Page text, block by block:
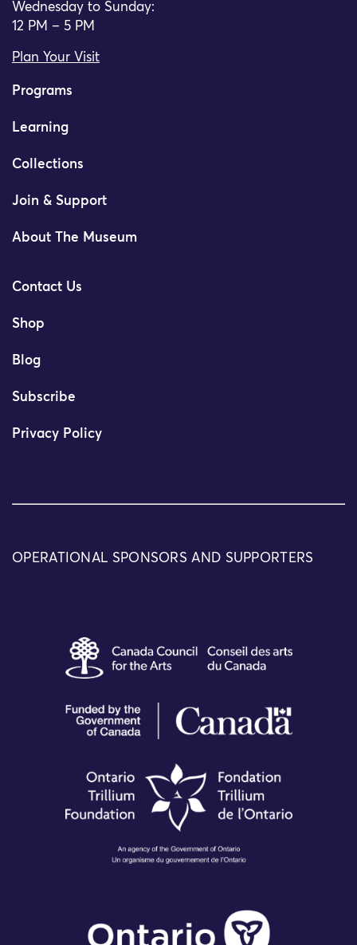
Wednesday to Sunday:
12 PM – 5 PM
Plan Your Visit
Programs
Learning
Collections
Join & Support
About The Museum
Contact Us
Shop
Blog
Subscribe
Privacy Policy
OPERATIONAL SPONSORS AND SUPPORTERS